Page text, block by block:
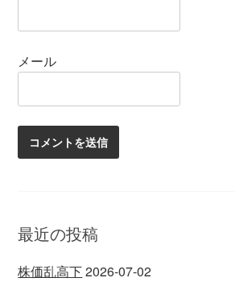
メール
最近の投稿
株価乱高下2026-07-02